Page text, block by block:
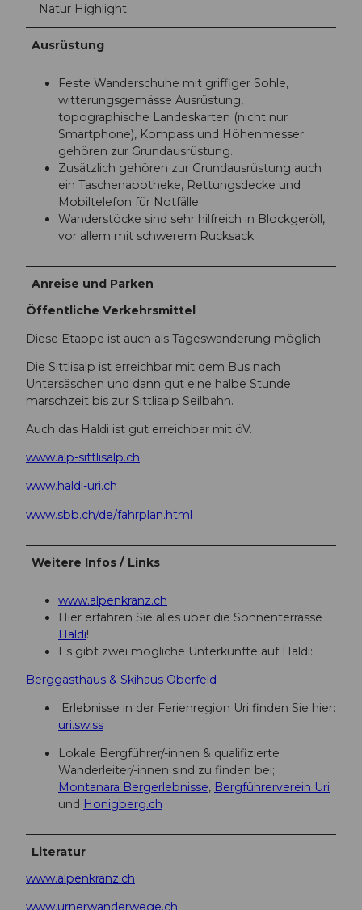
Natur Highlight
Ausrüstung
Feste Wanderschuhe mit griffiger Sohle,
witterungsgemässe Ausrüstung,
topographische Landeskarten (nicht nur
Smartphone), Kompass und Höhenmesser
gehören zur Grundausrüstung.
Zusätzlich gehören zur Grundausrüstung auch
ein Taschenapotheke, Rettungsdecke und
Mobiltelefon für Notfälle.
Wanderstöcke sind sehr hilfreich in Blockgeröll,
vor allem mit schwerem Rucksack
Anreise und Parken
Öffentliche Verkehrsmittel
Diese Etappe ist auch als Tageswanderung möglich:
Die Sittlisalp ist erreichbar mit dem Bus nach
Untersäschen und dann gut eine halbe Stunde
marschzeit bis zur Sittlisalp Seilbahn.
Auch das Haldi ist gut erreichbar mit öV.
www.alp-sittlisalp.ch
www.haldi-uri.ch
www.sbb.ch/de/fahrplan.html
Weitere Infos / Links
www.alpenkranz.ch
Hier erfahren Sie alles über die Sonnenterrasse
Haldi!
Es gibt zwei mögliche Unterkünfte auf Haldi:
Berggasthaus & Skihaus Oberfeld
Erlebnisse in der Ferienregion Uri finden Sie hier:
uri.swiss
Lokale Bergführer/-innen & qualifizierte
Wanderleiter/-innen sind zu finden bei;
Montanara Bergerlebnisse, Bergführerverein Uri
und Honigberg.ch
Literatur
www.alpenkranz.ch